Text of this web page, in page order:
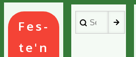
Fes-
te'n
Search